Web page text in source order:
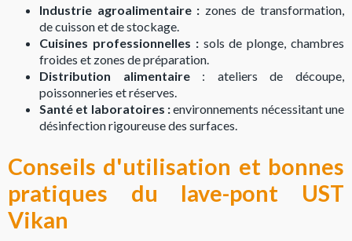
Industrie agroalimentaire : zones de transformation,
de cuisson et de stockage.
Cuisines professionnelles : sols de plonge, chambres
froides et zones de préparation.
Distribution alimentaire : ateliers de découpe,
poissonneries et réserves.
Santé et laboratoires :environnements nécessitant une
désinfection rigoureuse des surfaces.
Conseils d'utilisation et bonnes
pratiques du lave-pont UST
Vikan